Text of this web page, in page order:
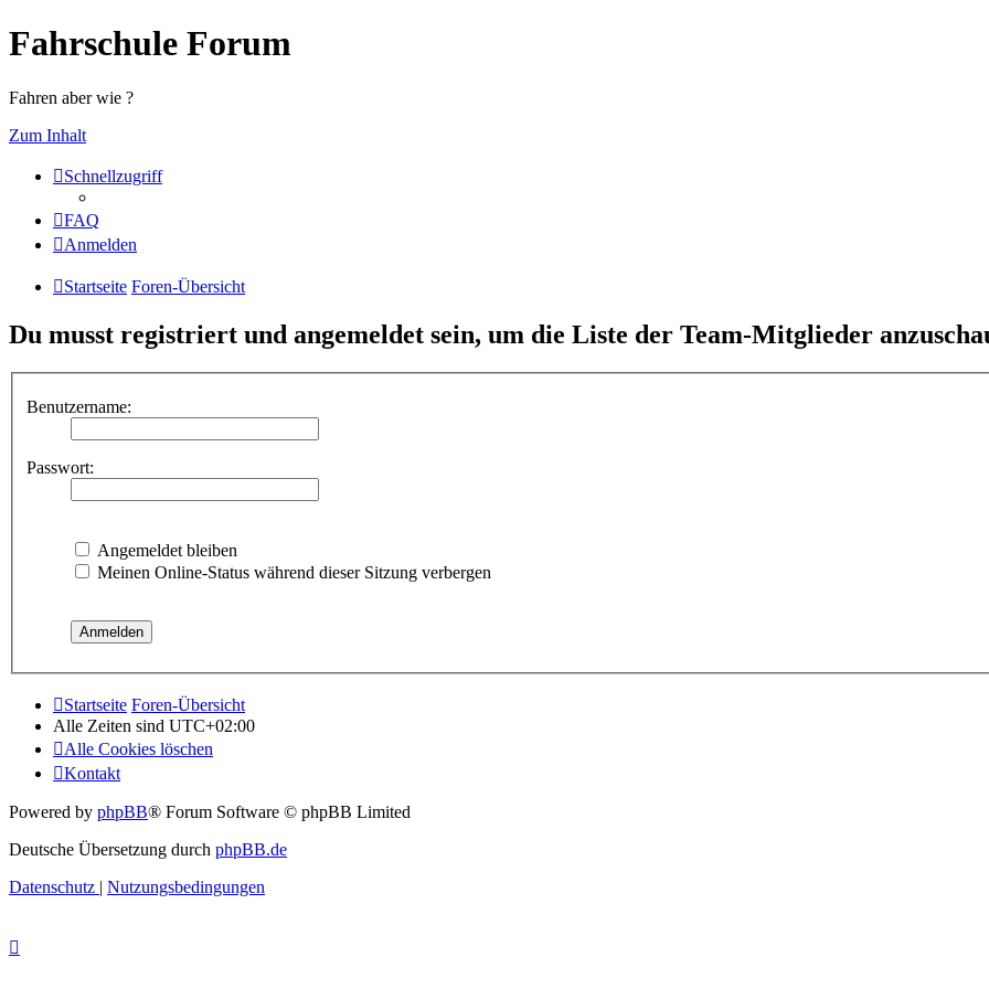
Fahrschule Forum
Fahren aber wie ?
Zum Inhalt
Schnellzugriff
FAQ
Anmelden
Startseite Foren-Übersicht
Du musst registriert und angemeldet sein, um die Liste der Team-Mitglieder
Benutzername:
Passwort:
Angemeldet bleiben
Meinen Online-Status während dieser Sitzung verbergen
Startseite Foren-Übersicht
Alle Zeiten sind UTC+02:00
Alle Cookies löschen
Kontakt
Powered by phpBB® Forum Software © phpBB Limited
Deutsche Übersetzung durch phpBB.de
Datenschutz | Nutzungsbedingungen